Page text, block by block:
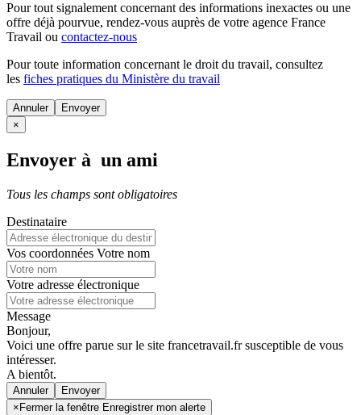
Pour tout signalement concernant des informations inexactes ou une
offre déjà pourvue, rendez-vous auprès de votre agence France
Travail ou contactez-nous
Pour toute information concernant le droit du travail, consultez
les fiches pratiques du Ministère du travail
Annuler
×
Envoyer à un ami
Tous les champs sont obligatoires
Destinataire
Vos coordonnées Votre nom
Votre adresse électronique
Message
Bonjour,
Voici une offre parue sur le site francetravail.fr susceptible de vous
intéresser.
A bientôt.
Annuler
× Fermer la fenêtre Enregistrer mon alerte